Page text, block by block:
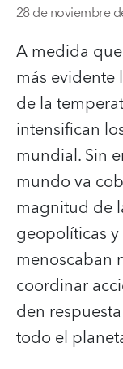
28 de noviembre
A medida
más
de la
intensifican
mundial. Sin
mundo va
magnitud de
geopolíticas
menoscaban
coordinar
den
todo el